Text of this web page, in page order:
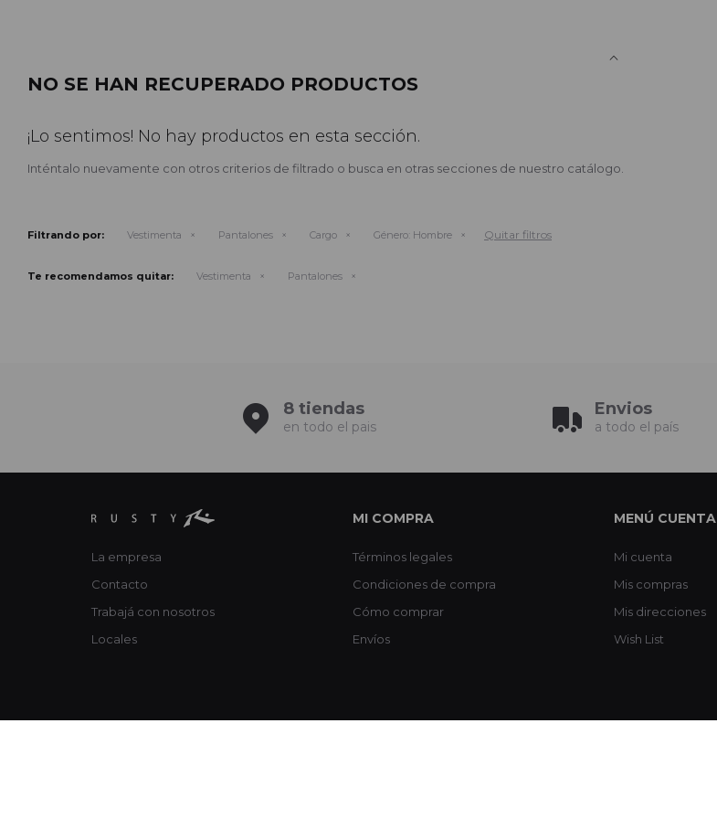
NO SE HAN RECUPERADO PRODUCTOS
¡Lo sentimos! No hay productos en esta sección.
Inténtalo nuevamente con otros criterios de filtrado o busca en otras secciones de nuestro catálogo.
Filtrando por: Vestimenta Pantalones Cargo Género: Hombre Quitar filtros
Te recomendamos quitar: Vestimenta Pantalones
8 tiendas
en todo el pais
Envios
a todo el país
La empresa
Contacto
Trabajá con nosotros
Locales
MI COMPRA
Términos legales
Condiciones de compra
Cómo comprar
Envíos
MENÚ CUENTA
Mi cuenta
Mis compras
Mis direcciones
Wish List